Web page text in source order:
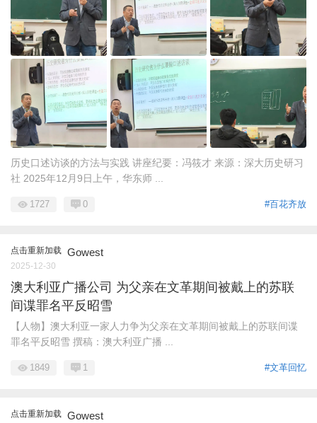
历史口述访谈的方法与实践 讲座纪要：冯筱才 来源：深大历史研习
社 2025年12月9日上午，华东师 ...
#百花齐放
1727 0
点击重新加载 Gowest
2025-12-30
澳大利亚广播公司 为父亲在文革期间被戴上的苏联
间谍罪名平反昭雪
【人物】澳大利亚一家人力争为父亲在文革期间被戴上的苏联间谍
罪名平反昭雪 撰稿：澳大利亚广播 ...
#文革回忆
1849 1
点击重新加载 Gowest